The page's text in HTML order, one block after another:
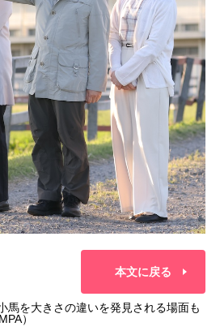
本文に戻る
馬を大きさの違いを発見される場面も
）